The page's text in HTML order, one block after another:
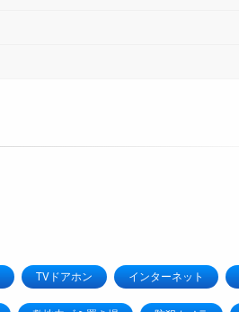
TVドアホン インターネット